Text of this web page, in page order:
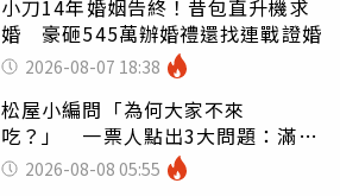
小刀14年婚姻告終！昔包直升機求
婚 豪砸545萬辦婚禮還找連戰證婚
2026-08-07 18:38
松屋小編問「為何大家不來
吃？」 一票人點出3大問題：滿手
好牌打到爛
2026-08-08 05:55